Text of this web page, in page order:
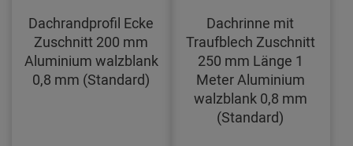
Dachrandprofil Ecke
Zuschnitt 200 mm
Aluminium walzblank
0,8 mm (Standard)
Dachrinne mit
Traufblech Zuschnitt
250 mm Länge 1
Meter Aluminium
walzblank 0,8 mm
(Standard)